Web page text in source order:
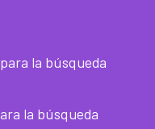
la búsqueda
la búsqueda